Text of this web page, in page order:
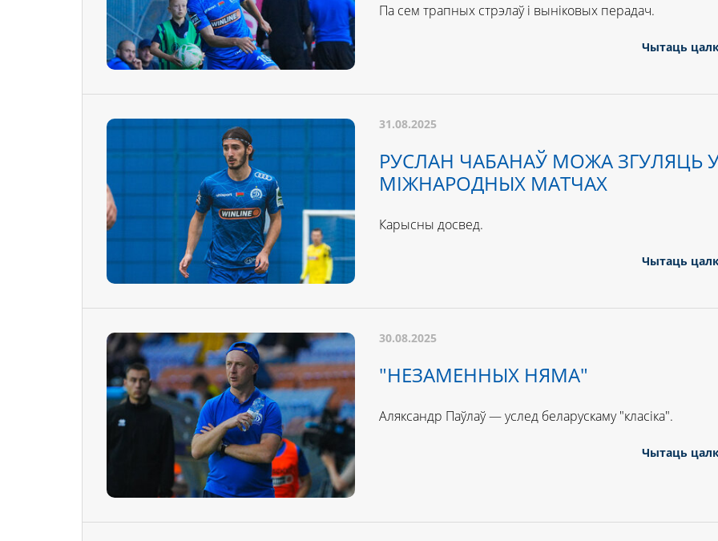
Па сем трапных стрэлаў і выніковых перадач.
Чытаць
31.08.2025
РУСЛАН ЧАБАНАЎ МОЖА ЗГУЛЯЦЬ
МІЖНАРОДНЫХ МАТЧАХ
Карысны досвед.
Чытаць
30.08.2025
"НЕЗАМЕННЫХ НЯМА"
Аляксандр Паўлаў — услед беларускаму "класіка".
Чытаць